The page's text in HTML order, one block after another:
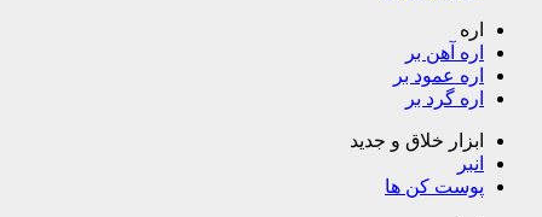
اره
اره آهن بر
اره عمود بر
اره گرد بر
ابزار خلاق و جدید
انبر
پوست کن ها